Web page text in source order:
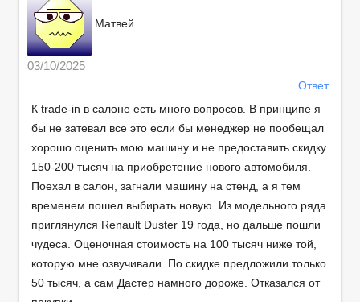
Матвей
03/10/2025
Ответ
К trade-in в салоне есть много вопросов. В принципе я
бы не затевал все это если бы менеджер не пообещал
хорошо оценить мою машину и не предоставить скидку
150-200 тысяч на приобретение нового автомобиля.
Поехал в салон, загнали машину на стенд, а я тем
временем пошел выбирать новую. Из модельного ряда
приглянулся Renault Duster 19 года, но дальше пошли
чудеса. Оценочная стоимость на 100 тысяч ниже той,
которую мне озвучивали. По скидке предложили только
50 тысяч, а сам Дастер намного дороже. Отказался от